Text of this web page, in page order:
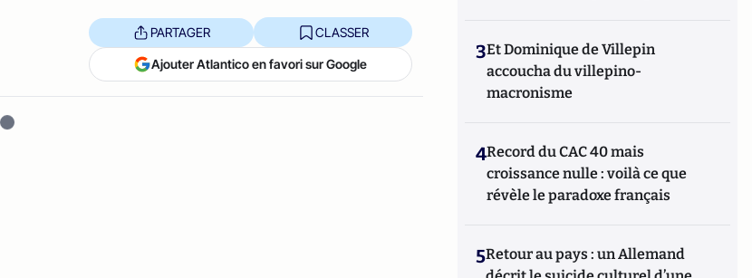
PARTAGER CLASSER
Ajouter Atlantico en favori sur Google
3Et Dominique de Villepin
accoucha du villepino-
macronisme
4Record du CAC 40 mais
croissance nulle : voilà ce que
révèle le paradoxe français
5Retour au pays : un Allemand